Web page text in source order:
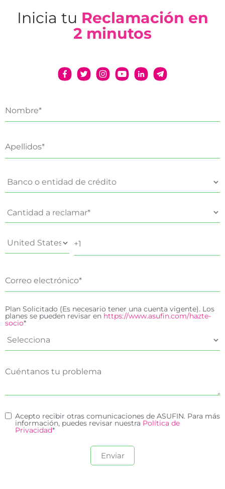
Inicia tu Reclamación en
2 minutos
Plan Solicitado (Es necesario tener una cuenta vigente). Los
planes se pueden revisar en https://www.asufin.com/hazte-
socio*
Acepto recibir otras comunicaciones de ASUFIN. Para más
información, puedes revisar nuestra Política de
Privacidad*